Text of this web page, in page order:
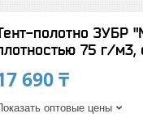
полотно ЗУБР
75 г/м3,
690 ₸
оптовые цены